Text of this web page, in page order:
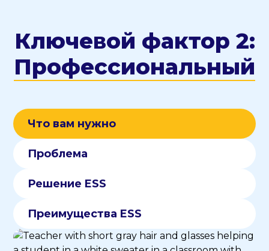
Ключевой фактор 2:
Профессиональный
Что вам нужно
Проблема
Решение ESS
Преимущества ESS